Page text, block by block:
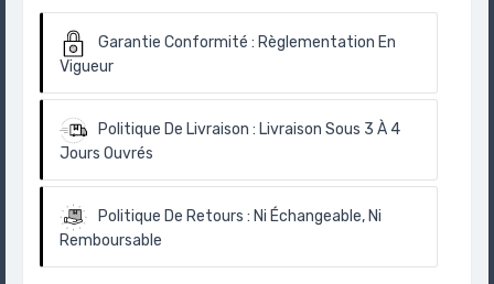
Garantie Conformité : Règlementation En
Vigueur
Politique De Livraison : Livraison Sous 3 À 4
Jours Ouvrés
Politique De Retours : Ni Échangeable, Ni
Remboursable